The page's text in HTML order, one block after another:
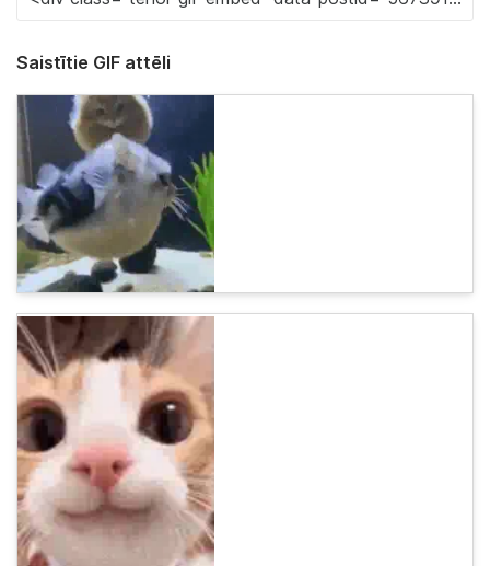
Saistītie GIF attēli